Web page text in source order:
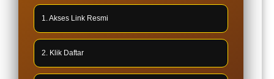
1. Akses Link Resmi
2. Klik Daftar